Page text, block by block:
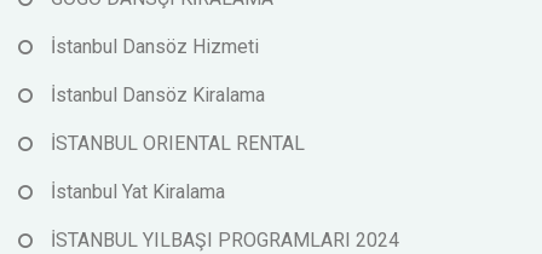
İstanbul Dansöz Hizmeti
İstanbul Dansöz Kiralama
İSTANBUL ORIENTAL RENTAL
İstanbul Yat Kiralama
İSTANBUL YILBAŞI PROGRAMLARI 2024